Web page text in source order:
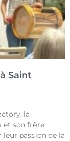
Saint
la
et son frère
passion de la